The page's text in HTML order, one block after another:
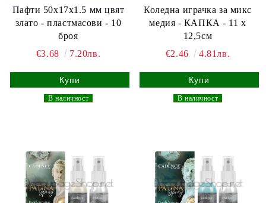
Пафти 50x17x1.5 мм цвят
злато - пластмасови - 10
броя
€3.68
7.20лв.
В наличност
Коледна играчка за микс
медия - КАПКА - 11 х
12,5см
€2.46
4.81лв.
В наличност